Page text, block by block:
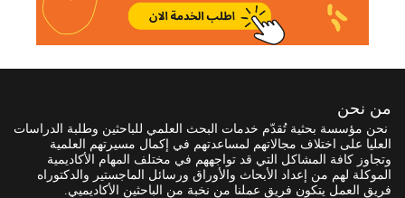
من نحن
نحن مؤسسة بحثية تُقدّم خدمات البحث العلمي للباحثين وطلبة الدراسات
العليا على اختلاف مجالاتهم لمساعدتهم في إكمال مسيرتهم العلمية
وتجاوز كافة المشاكل التي قد تواجههم في مختلف المهام الأكاديمية
الموكلة لهم من إعداد الأبحاث والأوراق ورسائل الماجستير والدكتوراه
فريق العمل يتكون فريق عملنا من نخبة من الباحثين الأكاديميي.